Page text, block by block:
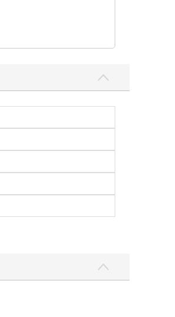
，引得她們這群毫無抵抗
要遠離？
的氣息不穩或走音也顯得
在一起的每一次緣分，我們
能繼續偶像職業。